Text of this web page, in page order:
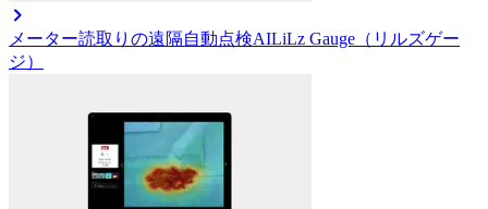
メーター読取りの遠隔自動点検AILiLz Gauge（リルズゲー
ジ）